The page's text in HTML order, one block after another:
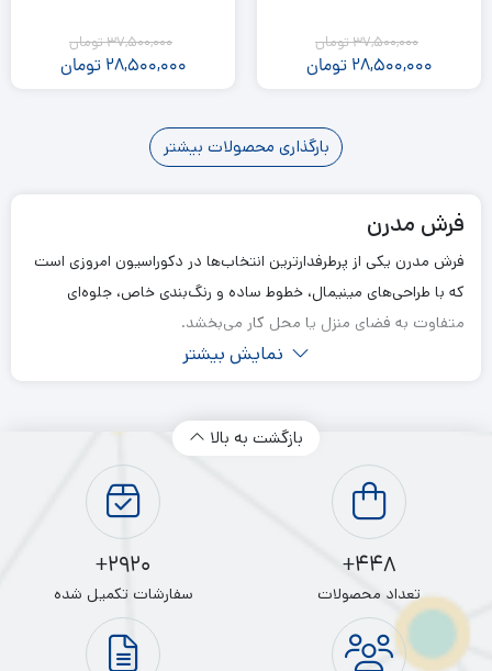
37,500,000تومان
28,500,000 تومان
37,500,000تومان
28,500,000 تومان
2
3
4
5
بارگذاری محصولات بیشتر
فرش مدرن
فرش مدرن یکی از پرطرفدارترین انتخاب‌ها در دکوراسیون امروزی است
که با طراحی‌های مینیمال، خطوط ساده و رنگ‌بندی خاص، جلوه‌ای
متفاوت به فضای منزل یا محل کار می‌بخشد.
برخلاف فرش‌های سنتی که بیشتر بر نقش‌های کلاسیک و اصیل ایرانی
شده است و به همین دلیل برای خانه‌های امروزی، آپارتمان‌ها و
فضاهای مینیمالیستی بسیار مناسب است.
نمایش بیشتر
بازگشت به بالا
448+
تعداد محصولات
2920+
سفارشات تکمیل شده